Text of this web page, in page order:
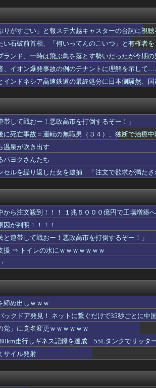
飛ぶ鳥を落とす勢いだったが今期の...
U-
責めを負うのは当然」としつつも、...
は「私の覚悟」
と
ま
過ぎない｣｢財政政策､金融政策...
理
・・・・・
！！ １兆５０００億円で工場増築...
あ
！
対策本部会議」各省庁からヒア...
も
ぎてどうしていいのか分からなくな...
ア
の不信根強く 人事介入をちらつか...
間違われた」衝撃エピソードが示す...
、インドネシアに次いで3位ランク...
国
ｗｗｗｗｗｗｗｗｗｗｗｗｗｗｗｗ...
ア
漏れ、着火した可能性」高圧ガス保...
入…米軍により身柄拘束！
身に覚えがありません」と容疑を...
故の例のテナントに理解を示して…...
U-
省が全航路を公開
正
日本の支援に不満を表明
言葉として使われ、当事者から具体...
オ
の調査に全面的に協力」 経産省...
み
、その正体とは？
モ
力的でなかったから」 [8/6]
ンラインショップで“43億円分”...
ま
の音楽
動画にファンが『絶句』してしまう...
速鉄道の最終処分に日本側騒然、国...
」三重県「差別に当たらず、公表す...
！！
あ
ル部隊90人派遣開始…さらに80...
軍
」→差別として問題になり「一般的...
ゴ
に要請書を提出へ
黒
が垂れ流される 全乗客困惑の音声...
えて高市首相が写らないよう切り取...
０代男性が1342万円だまし取ら...
りがすごい」と報ステ大越キャスターの台詞に視
い石破前首相、「何いってんのこいつ」と有権者
ランド、一時は飛ぶ鳥を落とす勢いだったが今期
、イオン爆発事故の例のテナントに理解を示して
インドネシア高速鉄道の最終処分に日本側騒然、
して戦おー！悪政高市を打倒するぞー！」
に死亡事故＝運転の無職男（３４）、独断で治療
温泉が吹き出す
パヨクさんたち
ルを繰り返した女を逮捕 「注文で欲求が満たさ
から注文殺到！！！ １兆５０００億円で工場増築へ
因が判明！！！！
連帯して戦おー！悪政高市を打倒するぞー！」
援 ⇒ トイレの水にｗｗｗｗｗｗｗ
締め出しｗｗｗ
ックドア発見！ ネットに繋ぐだけで35秒ごとに中
党」に党名変更ｗｗｗｗｗｗ
走行しギネス記録を達成 55Lタンクでリッター
サイル発射